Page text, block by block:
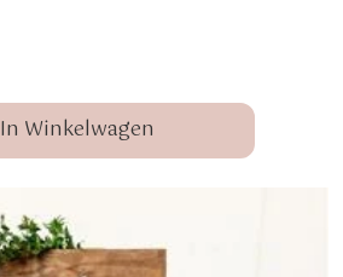
In Winkelwagen